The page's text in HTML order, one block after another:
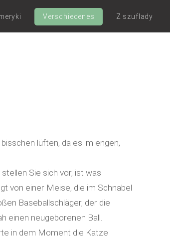
Verschiedenes Z szuflady
lüften, da es im engen,
Sie sich vor, ist was
von einer Meise, die im Schnabel
Baseballschläger, der die
einen neugeborenen Ball.
in dem Moment die Katze